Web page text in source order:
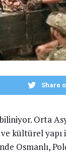
Share
Orta
kültürel yapı
Osmanlı,